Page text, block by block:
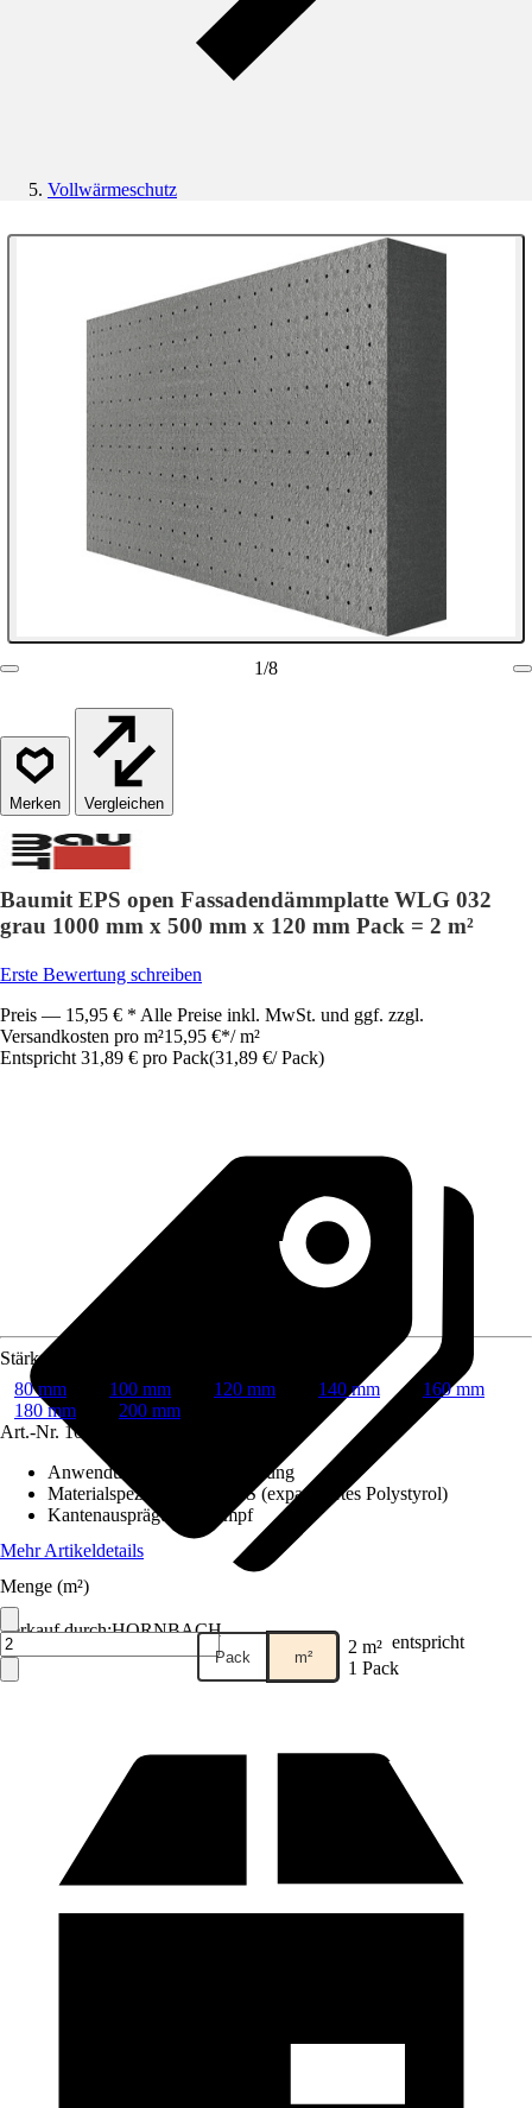
Vollwärmeschutz
1/8
Vergleichen
Baumit EPS open Fassadendämmplatte WLG 032
grau 1000 mm x 500 mm x 120 mm Pack = 2 m²
Erste Bewertung schreiben
Preis — 15,95 € * Alle Preise inkl. MwSt. und ggf. zzgl.
Versandkosten pro m²15,95 €*/ m²
Entspricht 31,89 € pro Pack(31,89 €/ Pack)
Verkauf durch:HORNBACH
Stärke
80 mm
100 mm 120 mm 140 mm
160 mm
180 mm
200 mm
Art.-Nr. 10570545
Anwendung
Fassadendämmung
Materialspezifizierung
EPS (expandiertes Polystyrol)
Kantenausprägung
Stumpf
Mehr Artikeldetails
Menge (m²)
Pack m² 2 m² entspricht
1 Pack